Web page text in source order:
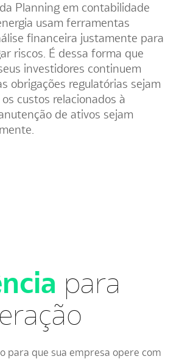
Planning em contabilidade
usam ferramentas
financeira justamente para
riscos. É dessa forma que
investidores continuem
obrigações regulatórias sejam
custos relacionados à
de ativos sejam
para
para que sua empresa opere com